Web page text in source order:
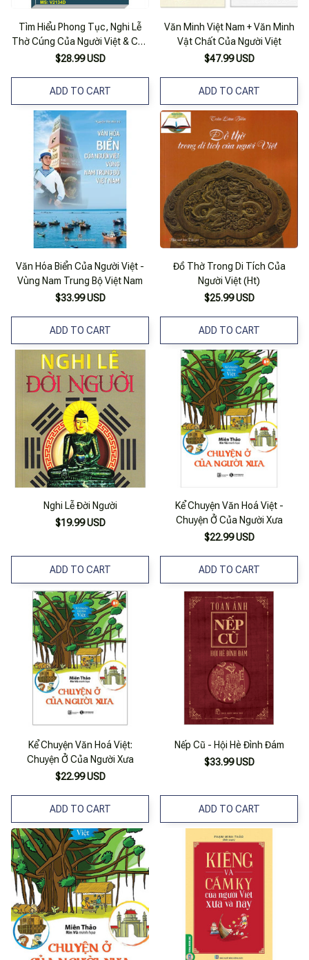
Tìm Hiểu Phong Tục, Nghi Lễ
Thờ Cúng Của Người Việt & Các
Bài Văn Khấn Thường Dùng -
$28.99 USD
ADD TO CART
Văn Minh Việt Nam + Văn Minh
Vật Chất Của Người Việt
$47.99 USD
ADD TO CART
Văn Hóa Biển Của Người Việt -
Vùng Nam Trung Bộ Việt Nam
$33.99 USD
ADD TO CART
Đồ Thờ Trong Di Tích Của
Người Việt (Ht)
$25.99 USD
ADD TO CART
Nghi Lễ Đời Người
$19.99 USD
ADD TO CART
Kể Chuyện Văn Hoá Việt -
Chuyện Ở Của Người Xưa
$22.99 USD
ADD TO CART
Kể Chuyện Văn Hoá Việt:
Chuyện Ở Của Người Xưa
$22.99 USD
ADD TO CART
Nếp Cũ - Hội Hè Đình Đám
$33.99 USD
ADD TO CART